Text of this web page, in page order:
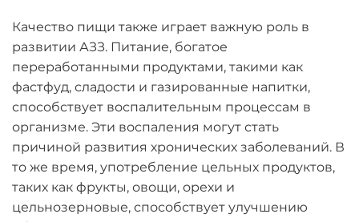
Качество пищи также играет важную роль в
развитии АЗЗ. Питание, богатое
переработанными продуктами, такими как
фастфуд, сладости и газированные напитки,
способствует воспалительным процессам в
организме. Эти воспаления могут стать
причиной развития хронических заболеваний. В
то же время, употребление цельных продуктов,
таких как фрукты, овощи, орехи и
цельнозерновые, способствует улучшению